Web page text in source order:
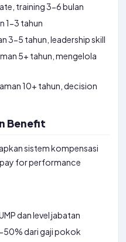
training 3-6 bulan
1-3 tahun
3-5 tahun, leadership skill
5+ tahun, mengelola
10+ tahun, decision
Benefit
sistem kompensasi
for performance
dan level jabatan
dari gaji pokok